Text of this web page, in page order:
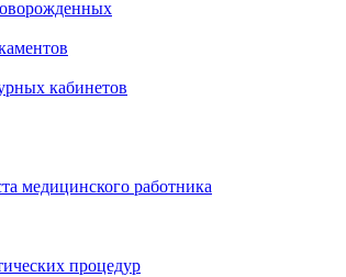
кабинетов
медицинского работника
процедур